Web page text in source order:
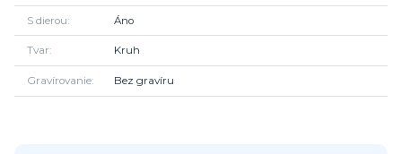
S dierou Áno
Tvar Kruh
Gravírovanie Bez gravíru